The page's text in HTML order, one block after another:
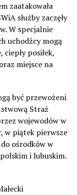
zaatakowała
służby zaczęły
W specjalnie
uchodźcy mogą
posiłek,
miejsce na
być przewożeni
Straż
wojewodów w
w piątek pierwsze
ośrodków w
i lubuskim.